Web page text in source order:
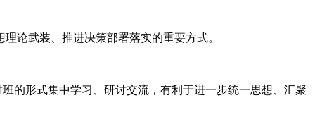
武装、推进决策部署落实的重要方式。
形式集中学习、研讨交流，有利于进一步统一思想、汇聚